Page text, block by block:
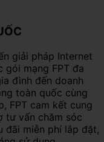
giải pháp Internet
gói mạng FPT đa
đình đến doanh
toàn quốc cùng
FPT cam kết cung
tư vấn chăm sóc
đãi miễn phí lắp đặt,